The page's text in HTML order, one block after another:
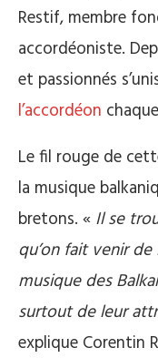
Restif, membre
accordéoniste.
et passionnés
l’accordéon
Le fil rouge de
la musique
bretons. « Il se
qu’on fait venir
musique des
surtout de leur
explique Corentin